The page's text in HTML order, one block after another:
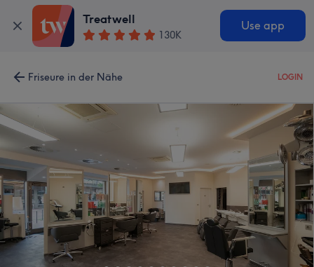
Treatwell
130K
Use app
Friseure in der Nähe LOGIN